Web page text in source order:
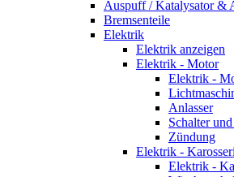
Auspuff / Katalysator &
Bremsenteile
Elektrik
Elektrik anzeigen
Elektrik - Motor
Elektrik -
Anlasser
Schalter
Zündung
Elektrik -
Elektrik -